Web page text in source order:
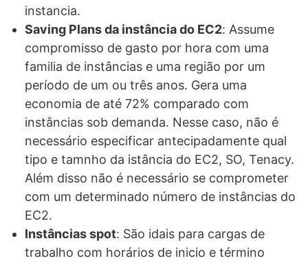
instancia.
Saving Plans da instância do EC2: Assume
compromisso de gasto por hora com uma
familia de instâncias e uma região por um
período de um ou três anos. Gera uma
economia de até 72% comparado com
instâncias sob demanda. Nesse caso, não é
necessário especificar antecipadamente qual
tipo e tamnho da istância do EC2, SO, Tenacy.
Além disso não é necessário se comprometer
com um determinado número de instâncias do
EC2.
Instâncias spot: São idais para cargas de
trabalho com horários de inicio e término